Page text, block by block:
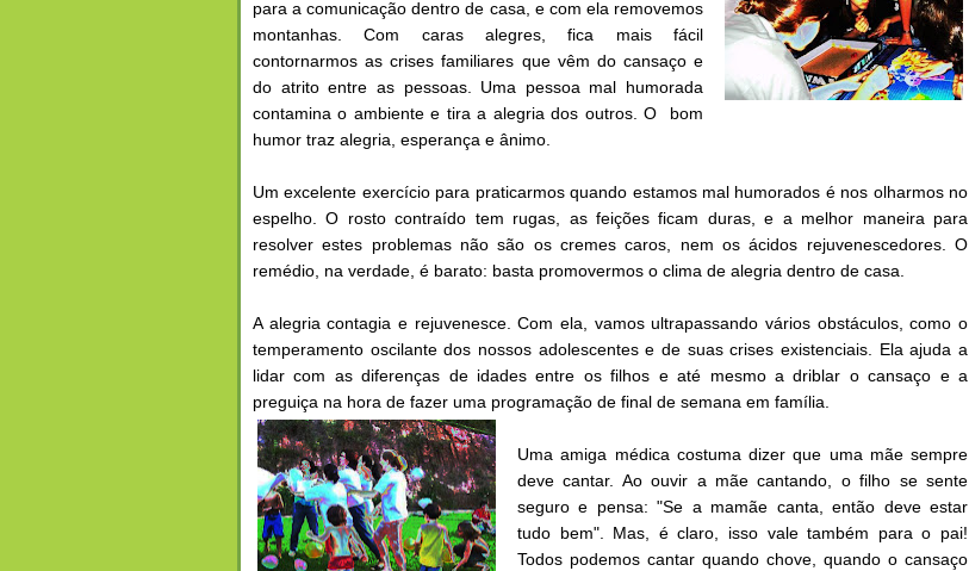
para a comunicação dentro de casa, e com ela removemos
montanhas. Com caras alegres, fica mais fácil
contornarmos as crises familiares que vêm do cansaço e
do atrito entre as pessoas. Uma pessoa mal humorada
contamina o ambiente e tira a alegria dos outros. O bom
humor traz alegria, esperança e ânimo.
Um excelente exercício para praticarmos quando estamos mal humorados é nos olharmos no
espelho. O rosto contraído tem rugas, as feições ficam duras, e a melhor maneira para
resolver estes problemas não são os cremes caros, nem os ácidos rejuvenescedores. O
remédio, na verdade, é barato: basta promovermos o clima de alegria dentro de casa.
A alegria contagia e rejuvenesce. Com ela, vamos ultrapassando vários obstáculos, como o
temperamento oscilante dos nossos adolescentes e de suas crises existenciais. Ela ajuda a
lidar com as diferenças de idades entre os filhos e até mesmo a driblar o cansaço e a
preguiça na hora de fazer uma programação de final de semana em família.
Uma amiga médica costuma dizer que uma mãe sempre
deve cantar. Ao ouvir a mãe cantando, o filho se sente
seguro e pensa: "Se a mamãe canta, então deve estar
tudo bem". Mas, é claro, isso vale também para o pai!
Todos podemos cantar quando chove, quando o cansaço